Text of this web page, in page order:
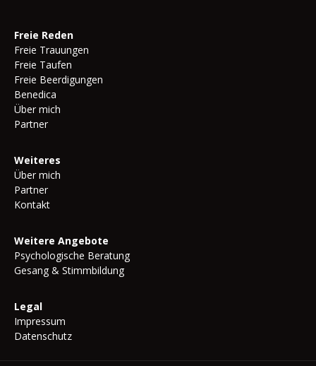
Freie Reden
Freie Trauungen
Freie Taufen
Freie Beerdigungen
Benedica
Über mich
Partner
Weiteres
Über mich
Partner
Kontakt
Weitere Angebote
Psychologische Beratung
Gesang & Stimmbildung
Legal
Impressum
Datenschutz